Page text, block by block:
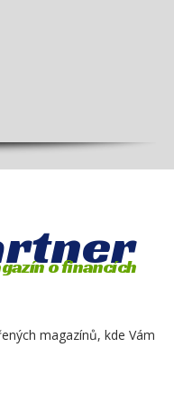
o financích
magazínů, kde Vám